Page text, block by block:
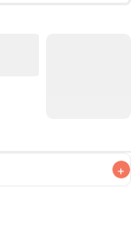
+
くお早めにお召